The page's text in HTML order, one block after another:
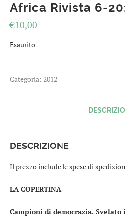
Africa Rivista 6-
€10,00
Esaurito
Categoria: 2012
DESCRIZIONE
Il prezzo include le spese di
LA COPERTINA
Campioni di democrazia.